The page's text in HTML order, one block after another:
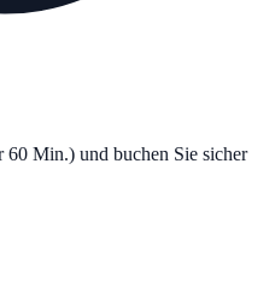
60 Min.) und buchen Sie sicher